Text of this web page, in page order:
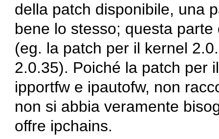
della patch disponibile, una
bene lo stesso; questa
(eg. la patch per il kernel
2.0.35). Poiché la patch per
ipportfw e ipautofw, non
non si abbia veramente
offre ipchains.